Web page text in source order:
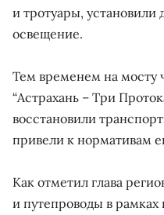
и тротуары,
освещение.
Тем временем на мосту
“Астрахань – Три
восстановили
привели к нормативам
Как отметил глава
и путепроводы в рамках